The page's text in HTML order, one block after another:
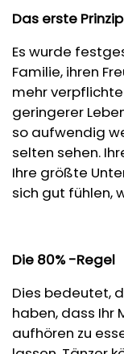
Das erste
Es wurde
Familie, ihren
mehr
geringerer
so aufwendig
selten sehen.
Ihre größte
sich gut fühlen,
Die 80% -Regel
Dies bedeutet,
haben, dass Ihr
aufhören zu